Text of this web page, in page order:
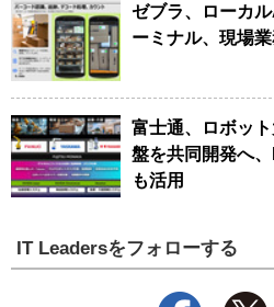
ゼブラ、ローカ
ーミナル、現場
富士通、ロボッ
盤を共同開発へ
も活用
IT Leadersをフォローする